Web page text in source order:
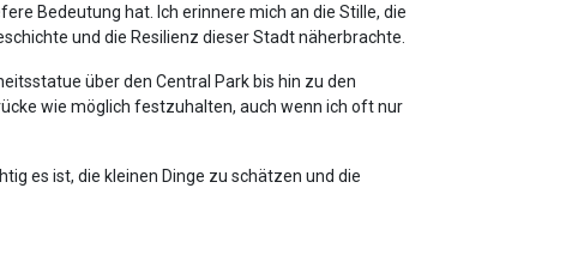
Bedeutung hat. Ich erinnere mich an die Stille, die
und die Resilienz dieser Stadt näherbrachte.
über den Central Park bis hin zu den
wie möglich festzuhalten, auch wenn ich oft nur
es ist, die kleinen Dinge zu schätzen und die